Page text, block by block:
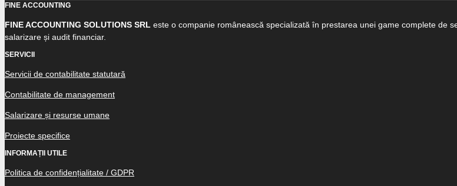
FINE ACCOUNTING
FINE ACCOUNTING SOLUTIONS SRL este o companie românească specializată în prestarea unei game complete de
salarizare și audit financiar.
SERVICII
Servicii de contabilitate statutară
Contabilitate de management
Salarizare și resurse umane
Proiecte specifice
INFORMAȚII UTILE
Politica de confidențialitate / GDPR